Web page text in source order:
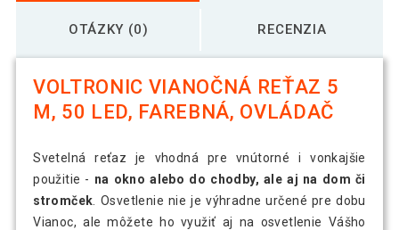
OTÁZKY (0) RECENZIA
VOLTRONIC VIANOČNÁ REŤAZ 5
M, 50 LED, FAREBNÁ, OVLÁDAČ
Svetelná reťaz je vhodná pre vnútorné i vonkajšie
použitie - na okno alebo do chodby, ale aj na dom či
stromček . Osvetlenie nie je výhradne určené pre dobu
Vianoc, ale môžete ho využiť aj na osvetlenie Vášho